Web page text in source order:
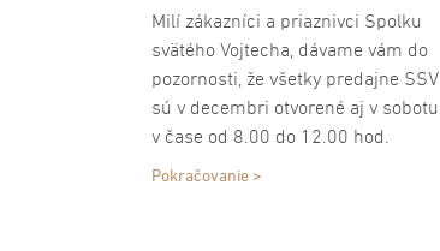
Milí zákazníci a priaznivci Spolku
svätého Vojtecha, dávame vám do
pozornosti, že všetky predajne SSV
sú v decembri otvorené aj v sobotu
v čase od 8.00 do 12.00 hod.
Pokračovanie >